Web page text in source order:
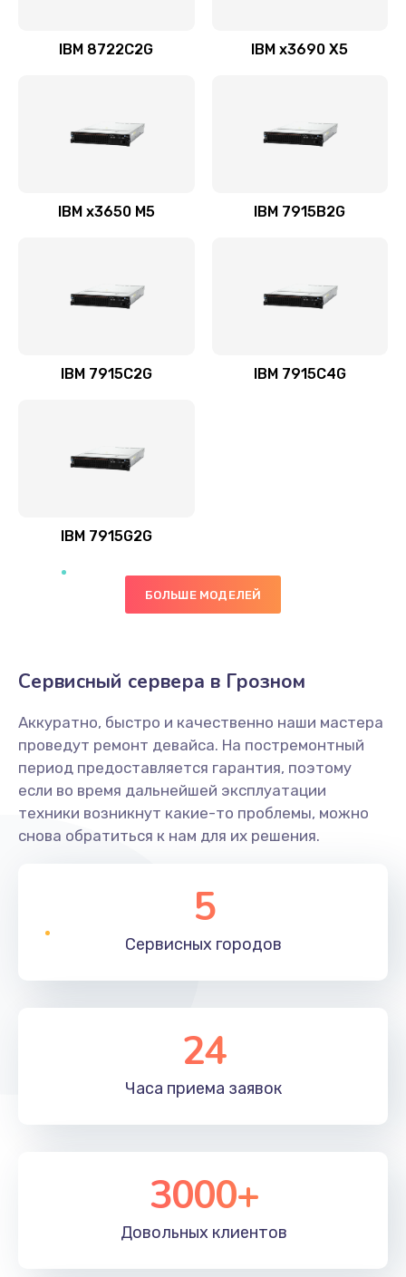
IBM 8722C2G IBM x3690 X5
IBM x3650 M5 IBM 7915B2G
IBM 7915C2G IBM 7915C4G
IBM 7915G2G
БОЛЬШЕ МОДЕЛЕЙ
Сервисный сервера в Грозном
Аккуратно, быстро и качественно наши мастера
проведут ремонт девайса. На постремонтный
период предоставляется гарантия, поэтому
если во время дальнейшей эксплуатации
техники возникнут какие-то проблемы, можно
снова обратиться к нам для их решения.
5
Сервисных городов
24
Часа приема заявок
3000+
Довольных клиентов